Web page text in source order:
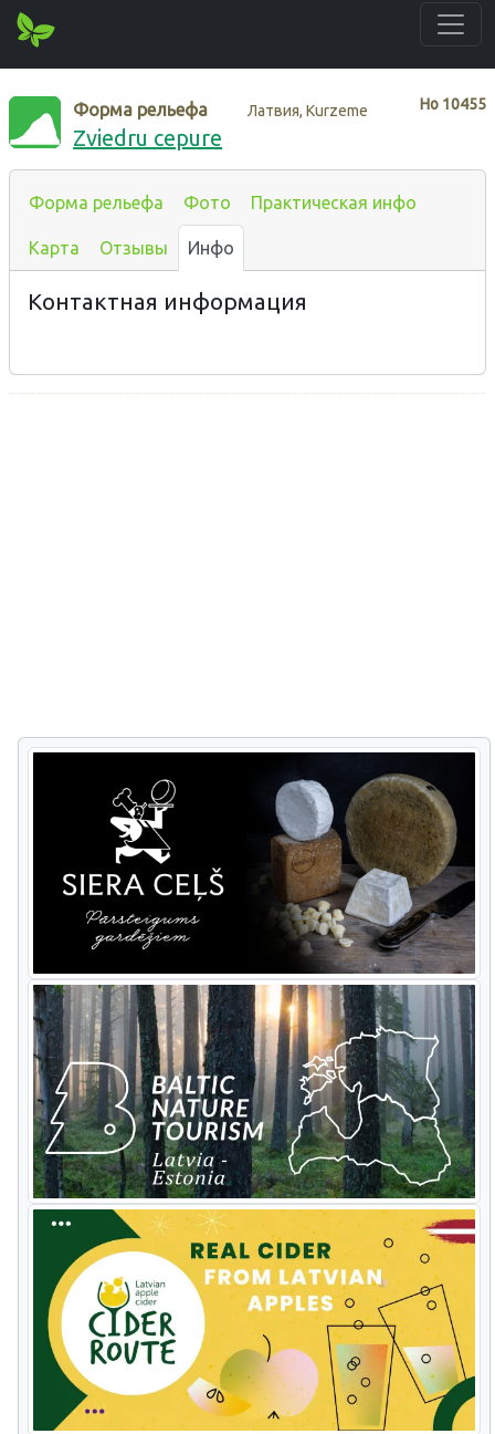
Нo 10455
Форма рельефа Латвия, Kurzeme
Zviedru cepure
Форма рельефа Фото Практическая инфо
Карта Отзывы Инфо
Контактная информация